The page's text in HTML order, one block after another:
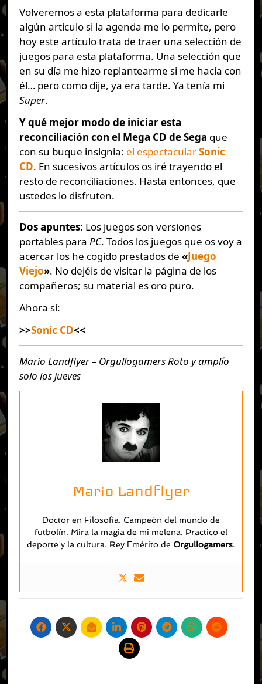
Volveremos a esta plataforma para dedicarle
algún artículo si la agenda me lo permite, pero
hoy este artículo trata de traer una selección de
juegos para esta plataforma. Una selección que
en su día me hizo replantearme si me hacía con
él… pero como dije, ya era tarde. Ya tenía mi
Super.
Y qué mejor modo de iniciar esta
reconciliación con el Mega CD de Sega que
con su buque insignia: el espectacularSonic
CD. En sucesivos artículos os iré trayendo el
resto de reconciliaciones. Hasta entonces, que
ustedes lo disfruten.
Dos apuntes: Los juegos son versiones
portables para PC. Todos los juegos que os voy a
acercar los he cogido prestados de «Juego
Viejo». No dejéis de visitar la página de los
compañeros; su material es oro puro.
Ahora sí:
>>Sonic CD<<
Mario Landflyer – OrgullogamersRoto y amplío
solo los jueves
Mario Landflyer
Doctor en Filosofía. Campeón del mundo de
futbolín. Mira la magia de mi melena. Practico el
deporte y la cultura. Rey Emérito de Orgullogamers.